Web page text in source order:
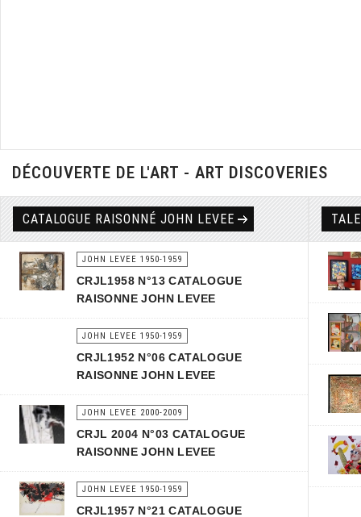
DÉCOUVERTE DE L'ART - ART DISCOVERIES
CATALOGUE RAISONNÉ JOHN LEVEE
JOHN LEVEE 1950-1959
CRJL1958 N°13 CATALOGUE
RAISONNE JOHN LEVEE
JOHN LEVEE 1950-1959
CRJL1952 N°06 CATALOGUE
RAISONNE JOHN LEVEE
JOHN LEVEE 2000-2009
CRJL 2004 N°03 CATALOGUE
RAISONNE JOHN LEVEE
JOHN LEVEE 1950-1959
CRJL1957 N°21 CATALOGUE